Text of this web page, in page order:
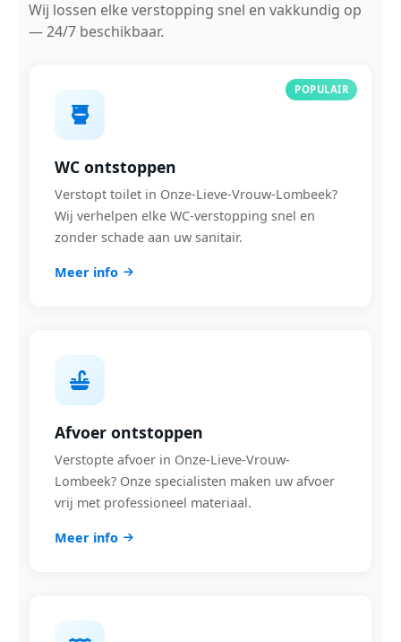
Wij lossen elke verstopping snel en vakkundig op
— 24/7 beschikbaar.
POPULAIR
WC ontstoppen
Verstopt toilet in Onze-Lieve-Vrouw-Lombeek?
Wij verhelpen elke WC-verstopping snel en
zonder schade aan uw sanitair.
Meer info
Afvoer ontstoppen
Verstopte afvoer in Onze-Lieve-Vrouw-
Lombeek? Onze specialisten maken uw afvoer
vrij met professioneel materiaal.
Meer info